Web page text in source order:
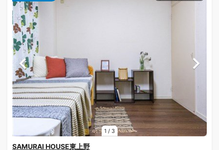
1 / 3
SAMURAI HOUSE東上野